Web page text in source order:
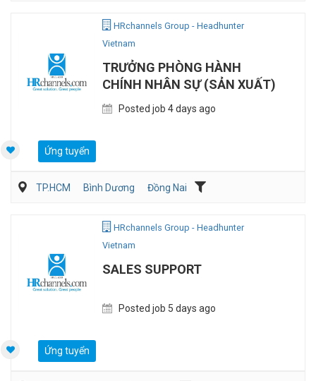
HRchannels Group - Headhunter
Vietnam
TRƯỞNG PHÒNG HÀNH
CHÍNH NHÂN SỰ (SẢN XUẤT)
Posted job 4 days ago
Ứng tuyển
TP.HCM Bình Dương
Đồng Nai
HRchannels Group - Headhunter
Vietnam
SALES SUPPORT
Posted job 5 days ago
Ứng tuyển